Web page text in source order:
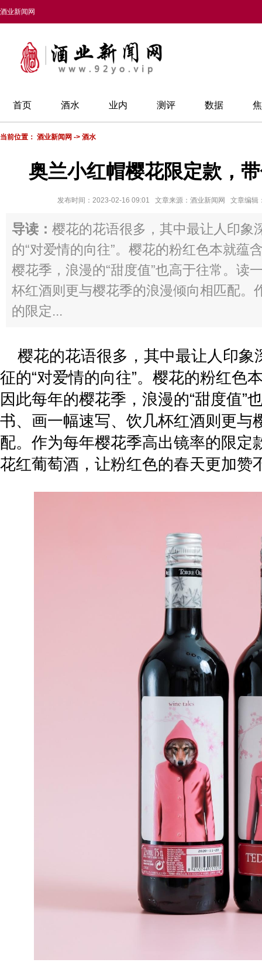
酒业新闻网
首页 酒水 业内 测评 数据
当前位置： 酒业新闻网 -> 酒水
奥兰小红帽樱花限定款，
发布时间：2023-02-16 09:01 文章来源：酒业新闻网 文章编
导读： 樱花的花语很多，其中最让人印象
的“对爱情的向往”。樱花的粉红色本就蕴
樱花季，浪漫的“甜度值”也高于往常。读
杯红酒则更与樱花季的浪漫倾向相匹配。
的限定...
樱花的花语很多，其中最让人印象
征的“对爱情的向往”。樱花的粉红色
因此每年的樱花季，浪漫的“甜度值”
书、画一幅速写、饮几杯红酒则更与
配。作为每年樱花季高出镜率的限定
花红葡萄酒，让粉红色的春天更加赞